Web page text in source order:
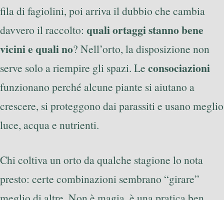
fila di fagiolini, poi arriva il dubbio che cambia
davvero il raccolto: quali ortaggi stanno bene
vicini e quali no? Nell’orto, la disposizione non
serve solo a riempire gli spazi. Le consociazioni
funzionano perché alcune piante si aiutano a
crescere, si proteggono dai parassiti e usano meglio
luce, acqua e nutrienti.
Chi coltiva un orto da qualche stagione lo nota
presto: certe combinazioni sembrano “girare”